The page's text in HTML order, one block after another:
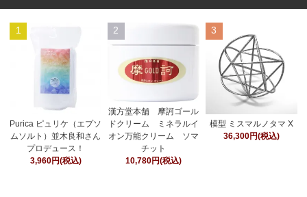
1
Purica ピュリケ（エプソ
ムソルト）並木良和さん
プロデュース！
3,960円(税込)
2
漢方堂本舗 摩訶ゴール
ドクリーム ミネラルイ
オン万能クリーム ソマ
チット
10,780円(税込)
3
模型 ミスマルノタマ X
36,300円(税込)